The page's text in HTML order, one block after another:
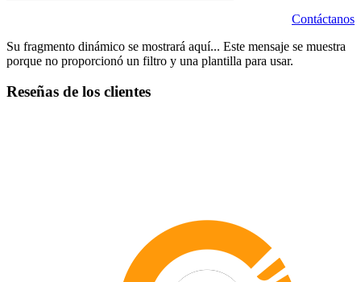
Contáctanos
Su fragmento dinámico se mostrará aquí... Este mensaje se muestra
porque no proporcionó un filtro y una plantilla para usar.
Reseñas de los clientes